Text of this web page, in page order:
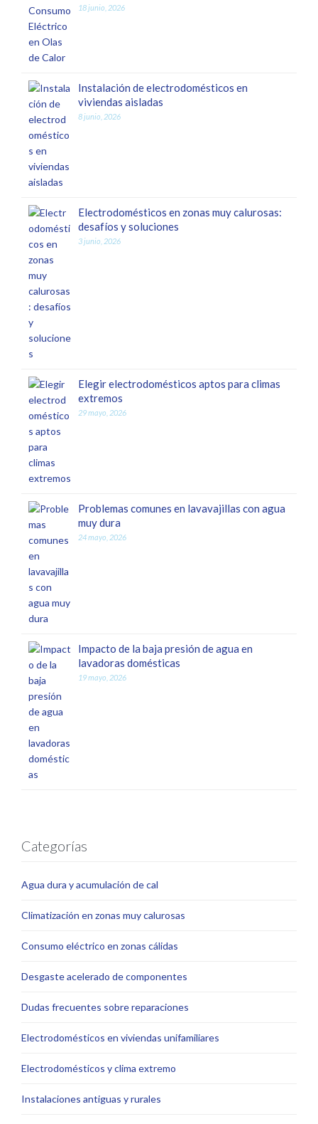
18 junio, 2026
Instalación de electrodomésticos en
viviendas aisladas
8 junio, 2026
Electrodomésticos en zonas muy calurosas:
desafíos y soluciones
3 junio, 2026
Elegir electrodomésticos aptos para climas
extremos
29 mayo, 2026
Problemas comunes en lavavajillas con agua
muy dura
24 mayo, 2026
Impacto de la baja presión de agua en
lavadoras domésticas
19 mayo, 2026
Categorías
Agua dura y acumulación de cal
Climatización en zonas muy calurosas
Consumo eléctrico en zonas cálidas
Desgaste acelerado de componentes
Dudas frecuentes sobre reparaciones
Electrodomésticos en viviendas unifamiliares
Electrodomésticos y clima extremo
Instalaciones antiguas y rurales